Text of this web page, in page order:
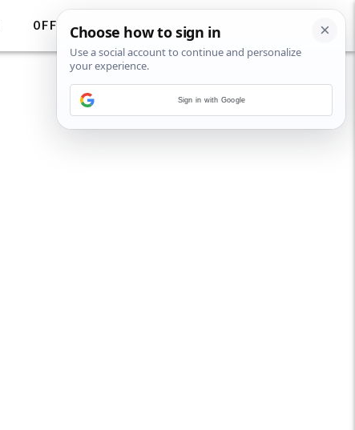
OFF
Sign in with Google